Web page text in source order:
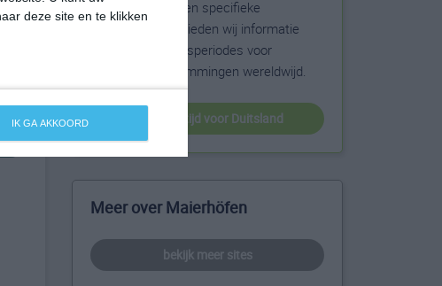
deze site en te klikken
IK GA AKKOORD
weersextremen en specifieke
weerinformatie bieden wij informatie
over de beste reisperiodes voor
duizenden bestemmingen wereldwijd.
beste reistijd voor Duitsland
Meer over Maierhöfen
bekijk meer sites